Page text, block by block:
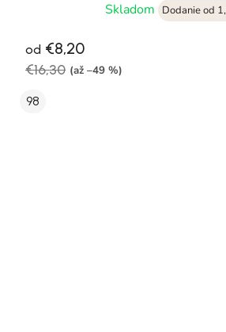
Skladom
Dodanie od
od €8,20
€16,30 (až –49 %)
98